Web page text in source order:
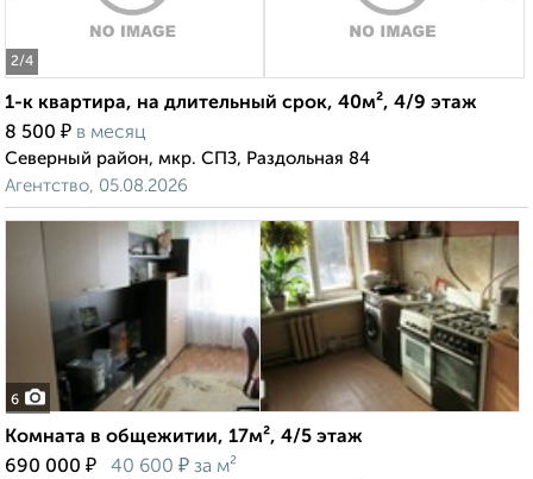
2/4
1-к квартира, на длительный срок, 40м², 4/9 этаж
8 500 ₽ в месяц
Северный район, мкр. СПЗ, Раздольная 84
Агентство, 05.08.2026
6
Комната в общежитии, 17м², 4/5 этаж
690 000 ₽ 40 600 ₽ за м²